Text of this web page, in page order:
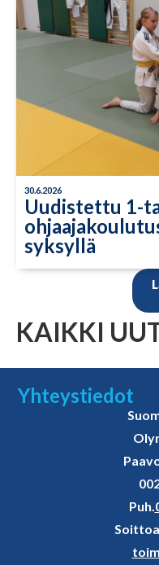
30.6.2026
Uudistettu 1-
syksyllä
KAIKKI
Yhteystiedot
Puh.